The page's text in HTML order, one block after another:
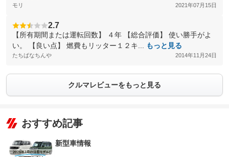
モリ 2021年07月15日
2.7
【所有期間または運転回数】 ４年 【総合評価】 使い勝手がよ
い。 【良い点】 燃費もリッター１２キ...
もっと見る
たちばなちんや 2014年11月24日
クルマレビューをもっと見る
おすすめ記事
新型車情報